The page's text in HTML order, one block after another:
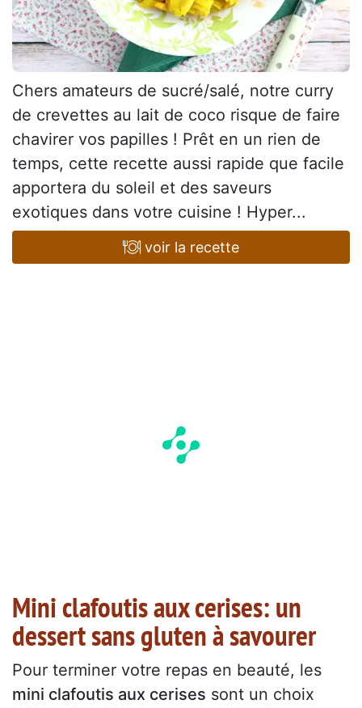
Chers amateurs de sucré/salé, notre curry
de crevettes au lait de coco risque de faire
chavirer vos papilles ! Prêt en un rien de
temps, cette recette aussi rapide que facile
apportera du soleil et des saveurs
exotiques dans votre cuisine ! Hyper...
voir la recette
Mini clafoutis aux cerises: un
dessert sans gluten à savourer
Pour terminer votre repas en beauté, les
mini clafoutis aux cerises sont un choix